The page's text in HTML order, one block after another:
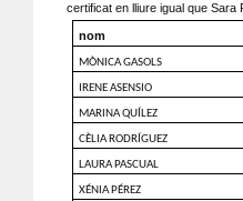
certificat en lliure igual que Sara
nom
MÒNICA GASOLS
IRENE ASENSIO
MARINA QUÍLEZ
CÈLIA RODRÍGUEZ
LAURA PASCUAL
XÉNIA PÉREZ